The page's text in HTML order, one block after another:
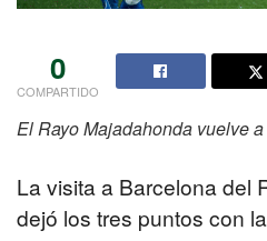
0
COMPARTIDO
El Rayo Majadahonda vuelve
La visita a Barcelona del
dejó los tres puntos con